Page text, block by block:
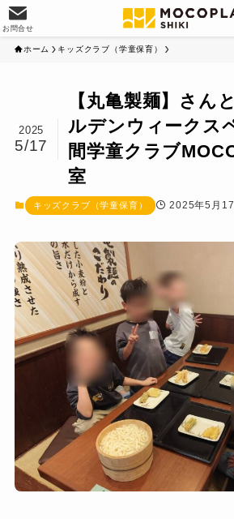
お問合せ
ホーム キッズクラブ（学童保育）
【丸亀製麺】さん
ルデンウィークス
間学童クラブ
室
2025
5/17
キッズクラブ（学童保育） 2025年5月17